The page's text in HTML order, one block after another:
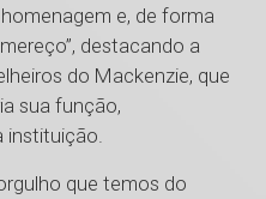
e, de forma
destacando a
do Mackenzie, que
sua função,
instituição.
que temos do